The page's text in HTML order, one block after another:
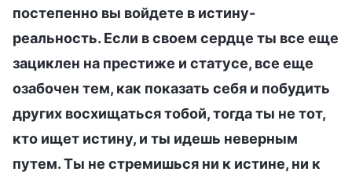
постепенно вы войдете в истину-
реальность. Если в своем сердце ты все еще
зациклен на престиже и статусе, все еще
озабочен тем, как показать себя и побудить
других восхищаться тобой, тогда ты не тот,
кто ищет истину, и ты идешь неверным
путем. Ты не стремишься ни к истине, ни к